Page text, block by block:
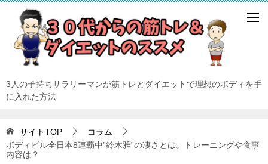
3人の子持ちサラリーマンが筋トレとダイエットで理想のボディを手
に入れた方法
サイトTOP
コラム
ボディビル全日本8連覇中”鈴木雅”の凄さとは。トレーニングや食事
内容は？